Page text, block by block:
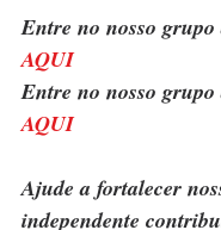
Entre no nosso grupo
AQUI
Entre no nosso grupo
AQUI
Ajude a fortalecer
independente